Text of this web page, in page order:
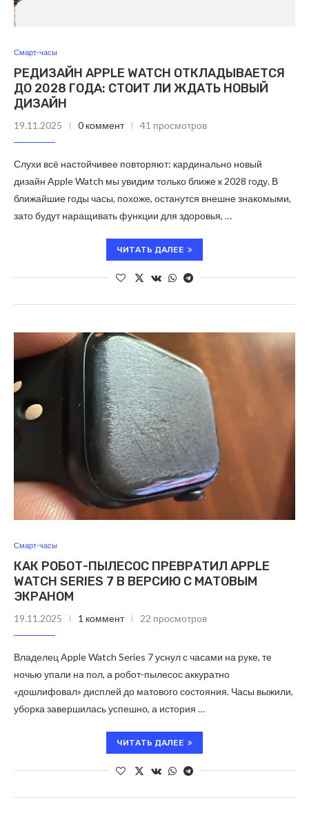
Смарт-часы
РЕДИЗАЙН APPLE WATCH ОТКЛАДЫВАЕТСЯ
ДО 2028 ГОДА: СТОИТ ЛИ ЖДАТЬ НОВЫЙ
ДИЗАЙН
19.11.2025 0 коммент 41 просмотров
Слухи всё настойчивее повторяют: кардинально новый
дизайн Apple Watch мы увидим только ближе к 2028 году. В
ближайшие годы часы, похоже, останутся внешне знакомыми,
зато будут наращивать функции для здоровья, …
ЧИТАТЬ ДАЛЕЕ
Смарт-часы
КАК РОБОТ-ПЫЛЕСОС ПРЕВРАТИЛ APPLE
WATCH SERIES 7 В ВЕРСИЮ С МАТОВЫМ
ЭКРАНОМ
19.11.2025 1 коммент 22 просмотров
Владелец Apple Watch Series 7 уснул с часами на руке, те
ночью упали на пол, а робот-пылесос аккуратно
«дошлифовал» дисплей до матового состояния. Часы выжили,
уборка завершилась успешно, а история …
ЧИТАТЬ ДАЛЕЕ